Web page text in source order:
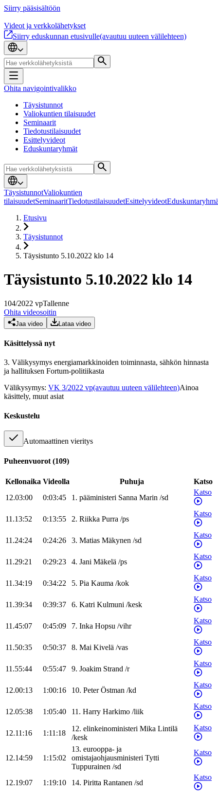
Siirry pääsisältöön
Videot ja verkkolähetykset
Siirry eduskunnan etusivulle(avautuu uuteen välilehteen)
Ohita navigointivalikko
Täysistunnot
Valiokuntien tilaisuudet
Seminaarit
Tiedotustilaisuudet
Esittelyvideot
Eduskuntaryhmät
TäysistunnotValiokuntien
tilaisuudetSeminaaritTiedotustilaisuudetEsittelyvideot
Etusivu
Täysistunnot
Täysistunto 5.10.2022 klo 14
Täysistunto 5.10.2022 klo 14
104/2022 vpTallenne
Ohita videosoitin
Jaa video Lataa video
Käsittelyssä nyt
3. Välikysymys energiamarkkinoiden toiminnasta, sähkön hinnasta
ja hallituksen Fortum-politiikasta
Välikysymys: VK 3/2022 vp(avautuu uuteen välilehteen)Ainoa
käsittely, muut asiat
Keskustelu
Automaattinen vieritys
Puheenvuorot (109)
Kellonaika Videolla Puhuja
Katso
12.03:00
0:03:45 1. pääministeri Sanna Marin /sd
Katso
11.13:52 0:13:55 2. Riikka Purra /ps
Katso
11.24:24 0:24:26 3. Matias Mäkynen /sd
Katso
11.29:21 0:29:23 4. Jani Mäkelä /ps
Katso
11.34:19 0:34:22 5. Pia Kauma /kok
Katso
11.39:34 0:39:37 6. Katri Kulmuni /kesk
Katso
11.45:07 0:45:09 7. Inka Hopsu /vihr
Katso
11.50:35 0:50:37 8. Mai Kivelä /vas
Katso
11.55:44 0:55:47 9. Joakim Strand /r
Katso
12.00:13 1:00:16 10. Peter Östman /kd
Katso
12.05:38 1:05:40 11. Harry Harkimo /liik
Katso
12.11:16 1:11:18
12. elinkeinoministeri Mika Lintilä
/kesk
Katso
12.14:59 1:15:02
13. eurooppa- ja
omistajaohjausministeri Tytti
Tuppurainen /sd
Katso
12.19:07 1:19:10 14. Piritta Rantanen /sd
Katso